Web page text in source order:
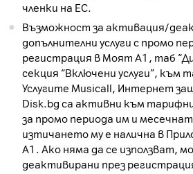
членки на ЕС.
Възможност за активация/
допълнителни услуги с промо
регистрация в Моят А1, таб
секция “Включени услуги”, към
Услугите Musicall, Интернет
Disk.bg са активни към
за промо периода им и
изтичането му е налична в
А1. Ако няма да се използват,
деактивирани през